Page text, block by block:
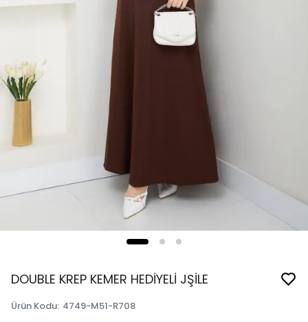
DOUBLE KREP KEMER HEDİYELİ JŞİLE
Ürün Kodu: 4749-M51-R708